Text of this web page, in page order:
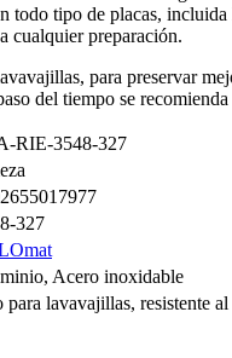
todo tipo de placas,
cualquier preparación.
para preservar
del tiempo se
RIE-3548-327
327
Acero inoxidable
para lavavajillas, resistente